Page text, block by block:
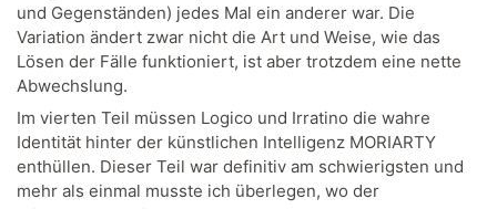
und Gegenständen) jedes Mal ein anderer war. Die
Variation ändert zwar nicht die Art und Weise, wie das
Lösen der Fälle funktioniert, ist aber trotzdem eine nette
Abwechslung.
Im vierten Teil müssen Logico und Irratino die wahre
Identität hinter der künstlichen Intelligenz MORIARTY
enthüllen. Dieser Teil war definitiv am schwierigsten und
mehr als einmal musste ich überlegen, wo der